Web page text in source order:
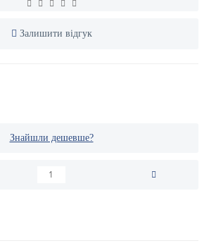
Залишити відгук
Знайшли дешевше?